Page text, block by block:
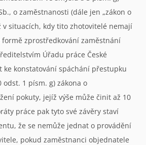
o zaměstnanosti (dále jen „zákon o
v situacích, kdy tito zhotovitelé nemají
zprostředkování zaměstnání
Úřadu práce České
ke konstatování spáchání přestupku
1 písm. g) zákona o
pokuty, jejíž výše může činit až 10
práce pak tyto své závěry staví
že se nemůže jednat o provádění
pokud zaměstnanci objednatele